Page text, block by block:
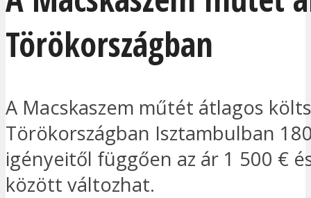
Törökországban
A Macskaszem műtét átlagos
Törökországban Isztambulban
igényeitől függően az ár 1 500 €
között változhat.